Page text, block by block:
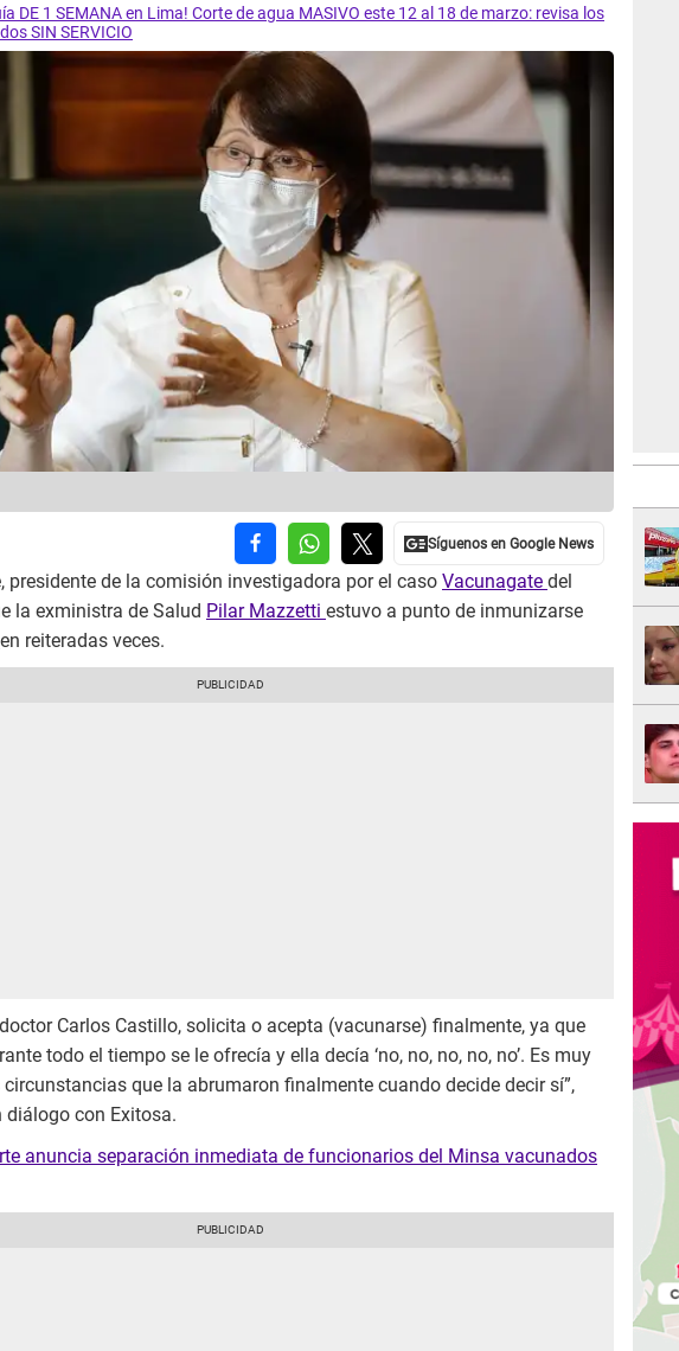
DE 1 SEMANA en Lima! Corte de agua MASIVO este 12 al 18 de marzo: revisa los
SIN SERVICIO
presidente de la comisión investigadora por el caso Vacunagate del
la exministra de Salud Pilar Mazzetti estuvo a punto de inmunizarse
en reiteradas veces.
Carlos Castillo, solicita o acepta (vacunarse) finalmente, ya que
todo el tiempo se le ofrecía y ella decía ‘no, no, no, no, no’. Es muy
que la abrumaron finalmente cuando decide decir sí”,
diálogo con Exitosa.
anuncia separación inmediata de funcionarios del Minsa vacunados